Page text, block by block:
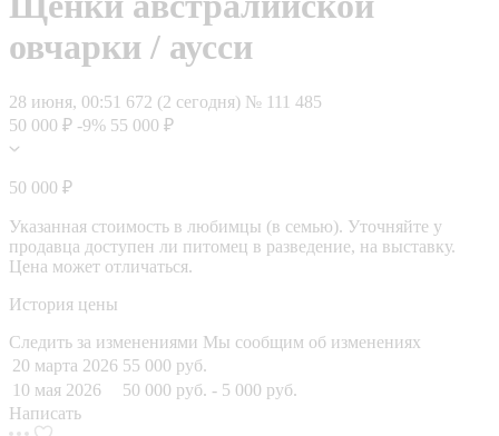
овчарки / аусси
28 июня, 00:51 672 (2 сегодня) № 111 485
50 000 ₽ -9% 55 000 ₽
50 000 ₽
Указанная стоимость в любимцы (в семью). Уточняйте у
продавца доступен ли питомец в разведение, на выставку.
Цена может отличаться.
История цены
Следить за изменениями Мы сообщим об изменениях
20 марта 2026 55 000 руб.
10 мая 2026
50 000 руб. - 5 000 руб.
Написать